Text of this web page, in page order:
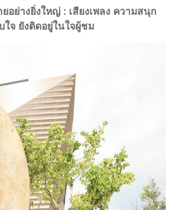
อย่างยิ่งใหญ่ : เสียงเพลง ความสนุก
ใจ ยังติดอยู่ในใจผู้ชม